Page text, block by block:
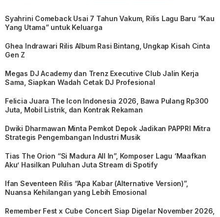
Syahrini Comeback Usai 7 Tahun Vakum, Rilis Lagu Baru “Kau
Yang Utama” untuk Keluarga
Ghea Indrawari Rilis Album Rasi Bintang, Ungkap Kisah Cinta
Gen Z
Megas DJ Academy dan Trenz Executive Club Jalin Kerja
Sama, Siapkan Wadah Cetak DJ Profesional
Felicia Juara The Icon Indonesia 2026, Bawa Pulang Rp300
Juta, Mobil Listrik, dan Kontrak Rekaman
Dwiki Dharmawan Minta Pemkot Depok Jadikan PAPPRI Mitra
Strategis Pengembangan Industri Musik
Tias The Orion “Si Madura All In”, Komposer Lagu ‘Maafkan
Aku’ Hasilkan Puluhan Juta Stream di Spotify
Ifan Seventeen Rilis “Apa Kabar (Alternative Version)”,
Nuansa Kehilangan yang Lebih Emosional
Remember Fest x Cube Concert Siap Digelar November 2026,